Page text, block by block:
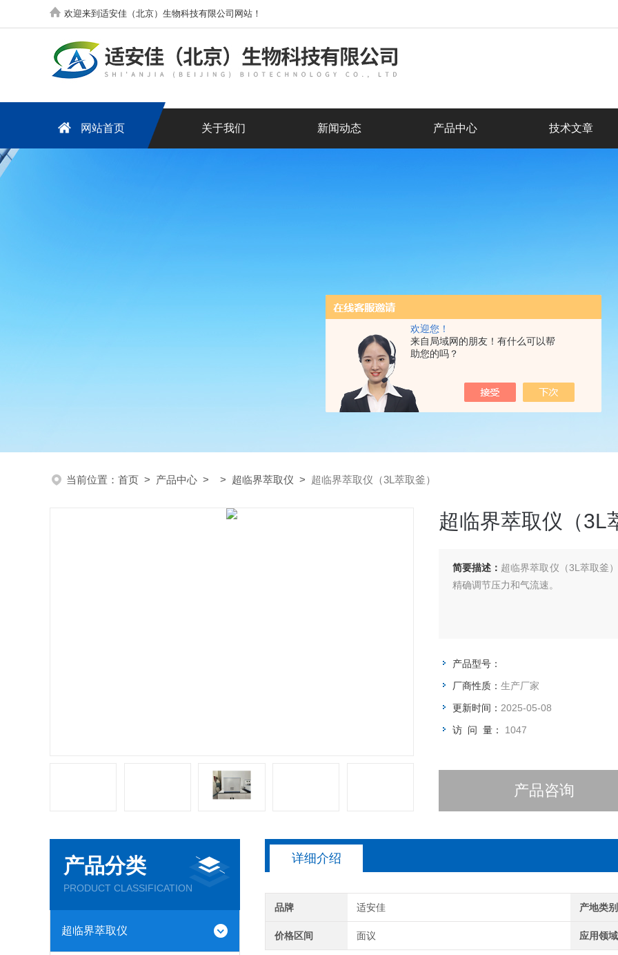
欢迎您！
来自局域网的朋友！有什么可以帮
助您的吗？
欢迎来到适安佳（北京）生物科技有限公司网站！
网站首页 关于我们 新闻动态 产品中心 技术文章
当前位置： 首页 > 产品中心 > > 超临界萃取仪 > 超临界萃取仪（3L萃取釜）
超临界萃取仪（3L
简要描述： 超临界萃取仪（3L萃取釜
精确调节压力和气流速。
产品型号：
厂商性质： 生产厂家
更新时间： 2025-05-08
访 问 量： 1047
产品咨询
产品分类
PRODUCT CLASSIFICATION
超临界萃取仪
详细介绍
品牌 适安佳 产地类别
价格区间 面议 应用领域